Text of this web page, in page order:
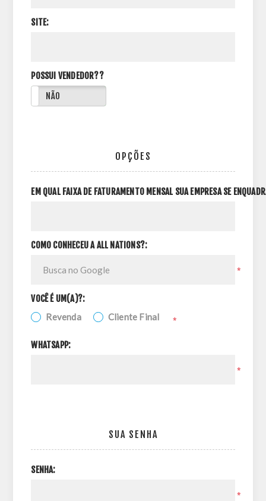
SITE:
POSSUI VENDEDOR??
NÃO
OPÇÕES
EM QUAL FAIXA DE FATURAMENTO MENSAL SUA EMPRESA SE
COMO CONHECEU A ALL NATIONS?:
*
VOCÊ É UM(A)?:
Revenda Cliente Final *
WHATSAPP:
*
SUA SENHA
SENHA:
*